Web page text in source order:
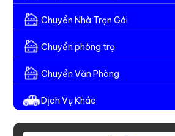
Chuyển Nhà Trọn Gói
Chuyển phòng trọ
Chuyển Văn Phòng
Dịch Vụ Khác